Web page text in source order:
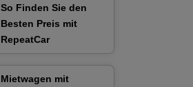
So Finden Sie den
Besten Preis mit
RepeatCar
Mietwagen mit